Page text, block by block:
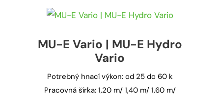
MU-E Vario | MU-E Hydro
Vario
Potrebný hnací výkon: od 25 do 60 k
Pracovná šírka: 1,20 m/ 1,40 m/ 1,60 m/